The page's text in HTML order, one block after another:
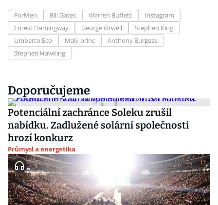
ForMen Bill Gates Warren Buffett
Instagram
Ernest Hemingway
George Orwell
Stephen King
Umberto Eco
Malý princ
Anthony Burgess
Stephen Hawking
Doporučujeme
Potenciální zachránce Soleku zrušil
nabídku. Zadlužené solární společnosti
hrozí konkurz
Průmysl a energetika